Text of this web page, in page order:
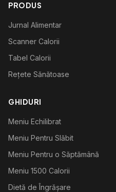
PRODUS
Jurnal Alimentar
Scanner Calorii
Tabel Calorii
Rețete Sănătoase
GHIDURI
Meniu Echilibrat
Meniu Pentru Slăbit
Meniu Pentru o Săptămână
Meniu 1500 Calorii
Dietă de Îngrășare